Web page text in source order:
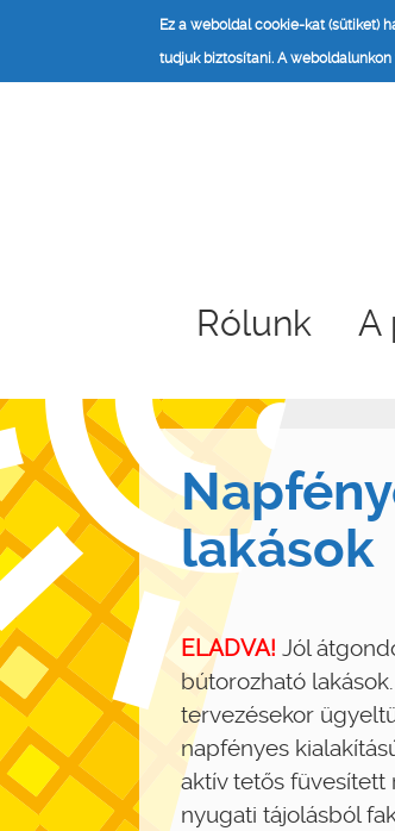
Ez a weboldal cookie-kat (sütiket)
tudjuk biztosítani. A
Rólunk A
lakások
ELADVA! Jól
bútorozható
tervezésekor
napfényes
aktív tetős füvesített
nyugati tájolásból